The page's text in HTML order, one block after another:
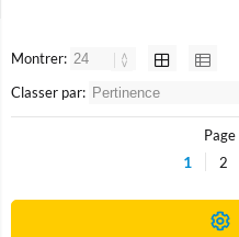
Montrer:
Classer par:
Page
1 2